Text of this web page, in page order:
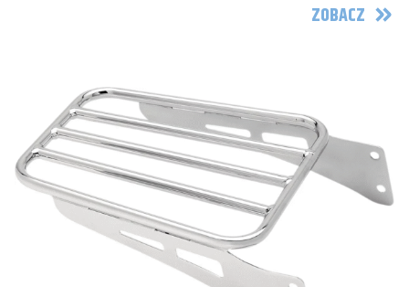
ZOBACZ